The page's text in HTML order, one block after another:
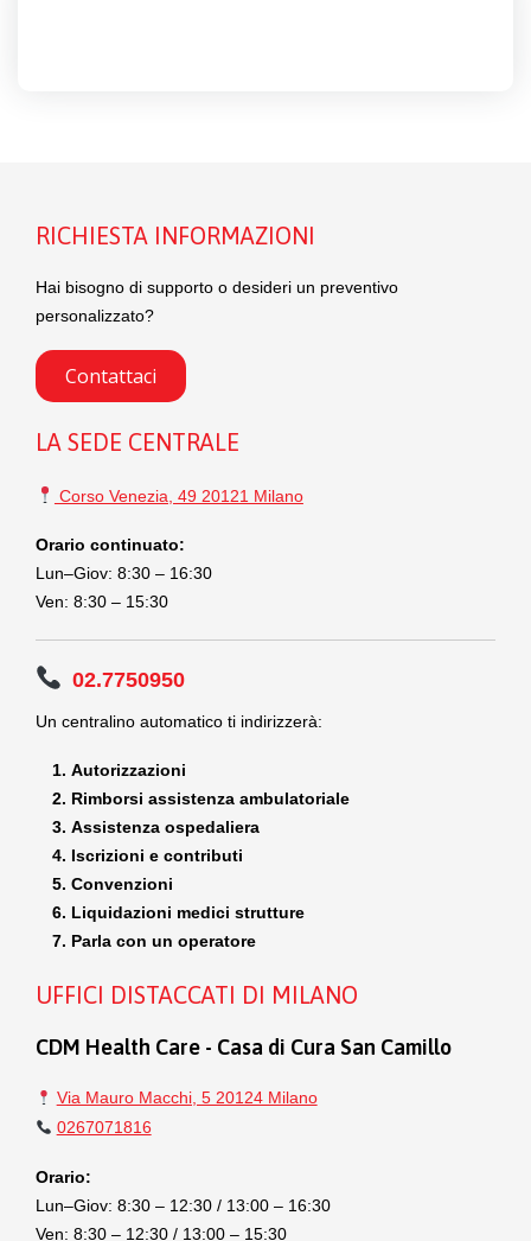
RICHIESTA INFORMAZIONI
Hai bisogno di supporto o desideri un preventivo
personalizzato?
Contattaci
LA SEDE CENTRALE
Corso Venezia, 49 20121 Milano
Orario continuato:
Lun–Giov: 8:30 – 16:30
Ven: 8:30 – 15:30
02.7750950
Un centralino automatico ti indirizzerà:
Autorizzazioni
Rimborsi assistenza ambulatoriale
Assistenza ospedaliera
Iscrizioni e contributi
Convenzioni
Liquidazioni medici strutture
Parla con un operatore
UFFICI DISTACCATI DI MILANO
CDM Health Care - Casa di Cura San Camillo
Via Mauro Macchi, 5 20124 Milano
0267071816
Orario:
Lun–Giov: 8:30 – 12:30 / 13:00 – 16:30
Ven: 8:30 – 12:30 / 13:00 – 15:30